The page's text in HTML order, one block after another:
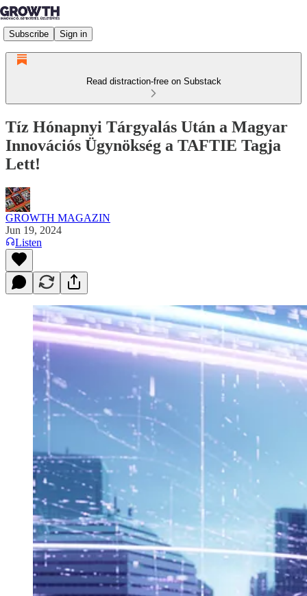
Subscribe Sign in
Read distraction-free on Substack
Tíz Hónapnyi Tárgyalás Után a Magyar
Innovációs Ügynökség a TAFTIE Tagja
Lett!
GROWTH MAGAZIN
Jun 19, 2024
Listen